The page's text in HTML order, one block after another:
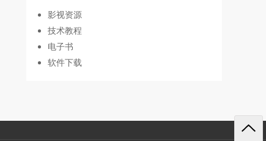
影视资源
技术教程
电子书
软件下载